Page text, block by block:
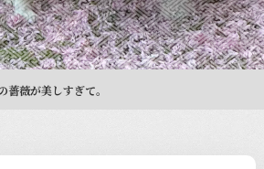
薔薇が美しすぎて。